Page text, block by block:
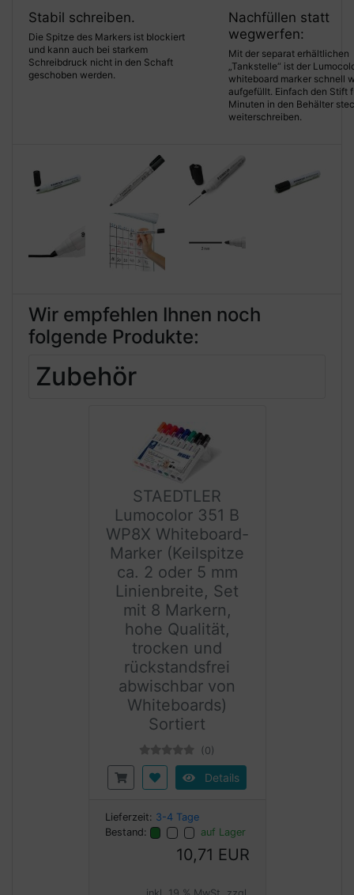
Stabil schreiben.
Die Spitze des Markers ist blockiert
und kann auch bei starkem
Schreibdruck nicht in den Schaft
geschoben werden.
Nachfüllen statt
wegwerfen:
Mit der separat erhältlichen
„Tankstelle“ ist der
whiteboard marker schnell
aufgefüllt. Einfach den Stift
Minuten in den Behälter
weiterschreiben.
Wir empfehlen Ihnen noch
folgende Produkte:
Zubehör
STAEDTLER
Lumocolor 351 B
WP8X Whiteboard-
Marker (Keilspitze
ca. 2 oder 5 mm
Linienbreite, Set
mit 8 Markern,
hohe Qualität,
trocken und
rückstandsfrei
abwischbar von
Whiteboards)
Sortiert
(0)
Details
Lieferzeit: 3-4 Tage
Bestand:
auf Lager
10,71 EUR